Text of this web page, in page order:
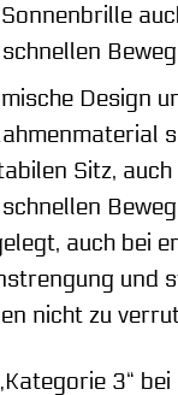
Design
Sitz,
auch bei
und
nicht zu
3“